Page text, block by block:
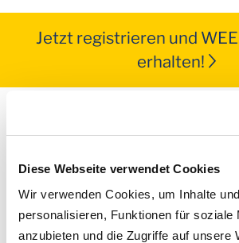
Diese Webseite verwendet Cookies
Wir verwenden Cookies, um Inhalte
personalisieren, Funktionen für soziale
anzubieten und die Zugriffe auf unsere
Jetzt registrieren und
erhalten!
Unser Experte für